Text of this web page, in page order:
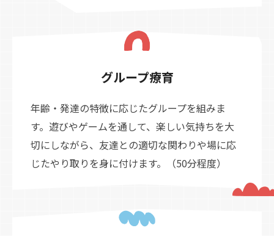
グループ療育
年齢・発達の特徴に応じたグループを組みま
す。遊びやゲームを通して、楽しい気持ちを大
切にしながら、友達との適切な関わりや場に応
じたやり取りを身に付けます。（50分程度）